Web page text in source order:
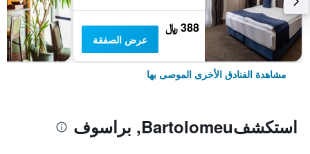
388 ﷼
عرض الصفقة
مشاهدة الفنادق الأخرى الموصى بها
استكشفBartolomeu, براسوف